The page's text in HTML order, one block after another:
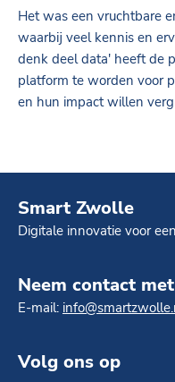
Het was een vruchtbare
waarbij veel kennis en
denk deel data' heeft de
platform te worden voor
en hun impact willen
Smart Zwolle
Digitale innovatie voor
Neem contact
E-mail:
Volg ons op